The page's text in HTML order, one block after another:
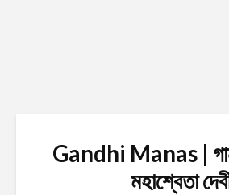
Gandhi Manas |
মহাশ্বেতা